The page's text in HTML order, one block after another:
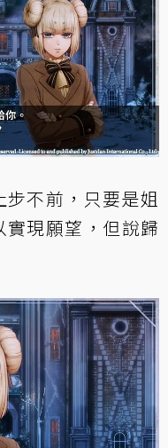
不前，只要是姐
現願望，但說歸